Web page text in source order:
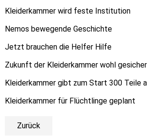
Kleiderkammer wird feste Institution
Nemos bewegende Geschichte
Jetzt brauchen die Helfer Hilfe
Zukunft der Kleiderkammer wohl
Kleiderkammer gibt zum Start 300 Teile
Kleiderkammer für Flüchtlinge geplant
Zurück